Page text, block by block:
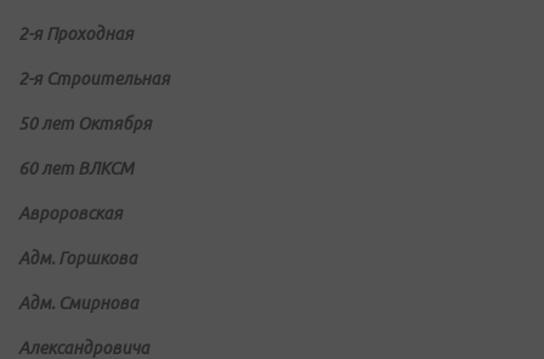
2-я Проходная
2-я Строительная
50 лет Октября
60 лет ВЛКСМ
Авроровская
Адм. Горшкова
Адм. Смирнова
Александровича